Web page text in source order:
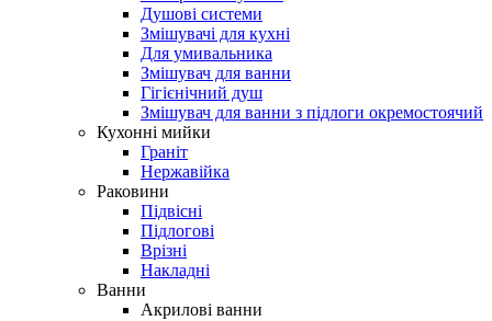
Душові системи
Змішувачі для кухні
Для умивальника
Змішувач для ванни
Гігієнічний душ
Змішувач для ванни з підлоги окремостоячий
Кухонні мийки
Граніт
Нержавійка
Раковини
Підвісні
Підлогові
Врізні
Накладні
Ванни
Акрилові ванни